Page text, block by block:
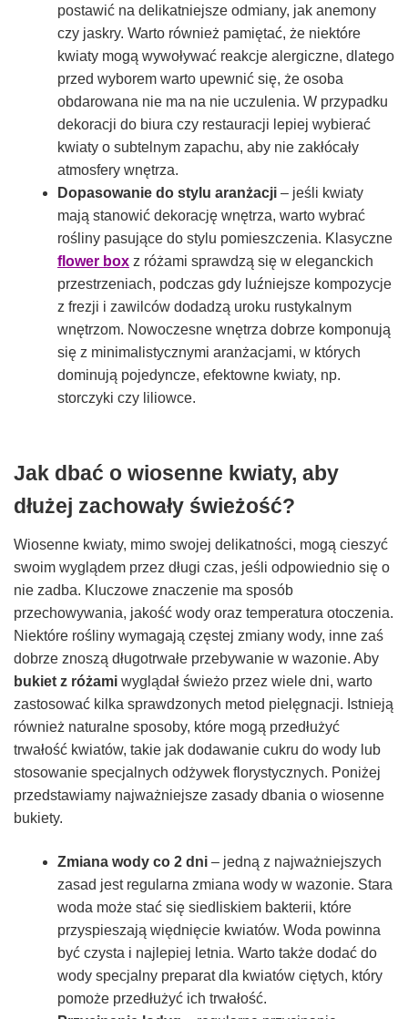
postawić na delikatniejsze odmiany, jak anemony
czy jaskry. Warto również pamiętać, że niektóre
kwiaty mogą wywoływać reakcje alergiczne, dlatego
przed wyborem warto upewnić się, że osoba
obdarowana nie ma na nie uczulenia. W przypadku
dekoracji do biura czy restauracji lepiej wybierać
kwiaty o subtelnym zapachu, aby nie zakłócały
atmosfery wnętrza.
Dopasowanie do stylu aranżacji – jeśli kwiaty
mają stanowić dekorację wnętrza, warto wybrać
rośliny pasujące do stylu pomieszczenia. Klasyczne
flower box z różami sprawdzą się w eleganckich
przestrzeniach, podczas gdy luźniejsze kompozycje
z frezji i zawilców dodadzą uroku rustykalnym
wnętrzom. Nowoczesne wnętrza dobrze komponują
się z minimalistycznymi aranżacjami, w których
dominują pojedyncze, efektowne kwiaty, np.
storczyki czy liliowce.
Jak dbać o wiosenne kwiaty, aby
dłużej zachowały świeżość?
Wiosenne kwiaty, mimo swojej delikatności, mogą cieszyć
swoim wyglądem przez długi czas, jeśli odpowiednio się o
nie zadba. Kluczowe znaczenie ma sposób
przechowywania, jakość wody oraz temperatura otoczenia.
Niektóre rośliny wymagają częstej zmiany wody, inne zaś
dobrze znoszą długotrwałe przebywanie w wazonie. Aby
bukiet z różami wyglądał świeżo przez wiele dni, warto
zastosować kilka sprawdzonych metod pielęgnacji. Istnieją
również naturalne sposoby, które mogą przedłużyć
trwałość kwiatów, takie jak dodawanie cukru do wody lub
stosowanie specjalnych odżywek florystycznych. Poniżej
przedstawiamy najważniejsze zasady dbania o wiosenne
bukiety.
Zmiana wody co 2 dni – jedną z najważniejszych
zasad jest regularna zmiana wody w wazonie. Stara
woda może stać się siedliskiem bakterii, które
przyspieszają więdnięcie kwiatów. Woda powinna
być czysta i najlepiej letnia. Warto także dodać do
wody specjalny preparat dla kwiatów ciętych, który
pomoże przedłużyć ich trwałość.